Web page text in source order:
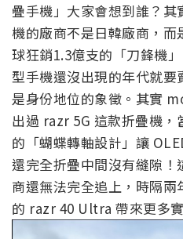
疊手機」大家會想到誰？
機的廠商不是日韓廠商，
球狂銷1.3億支的「刀鋒機
型手機還沒出現的年代就
是身份地位的象徵。其實
出過 razr 5G 這款折疊機
的「蝴蝶轉軸設計」讓
還完全折疊中間沒有縫隙
商還無法完全追上，時隔
的 razr 40 Ultra 帶來更多